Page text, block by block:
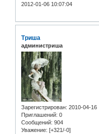
2012-01-06 10:07:04
Триша
администриша
Зарегистрирован: 2010-04-16
Приглашений: 0
Сообщений: 904
Уважение: [+321/-0]